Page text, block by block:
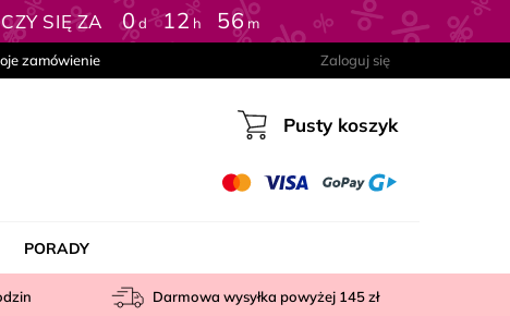
SIĘ ZA 0d :12 h 56m
zamówienie Zaloguj się
Koszyk
Pusty koszyk
PORADY
Darmowa wysyłka powyżej 145 zł